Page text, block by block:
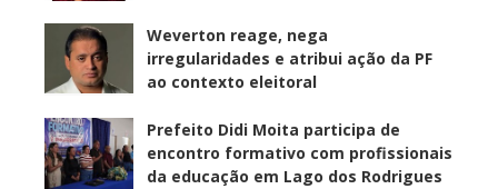
Weverton reage, nega
irregularidades e atribui ação da PF
ao contexto eleitoral
Prefeito Didi Moita participa de
encontro formativo com profissionais
da educação em Lago dos Rodrigues